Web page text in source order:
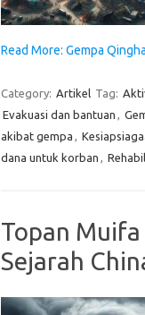
Read More: Gempa
Category: Artikel Tag:
Evakuasi dan bantuan ,
akibat gempa ,
dana untuk korban ,
Topan
Sejarah